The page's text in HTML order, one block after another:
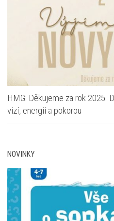
HMG: Děkujeme za rok 2025.
vizí, energií a pokorou
NOVINKY